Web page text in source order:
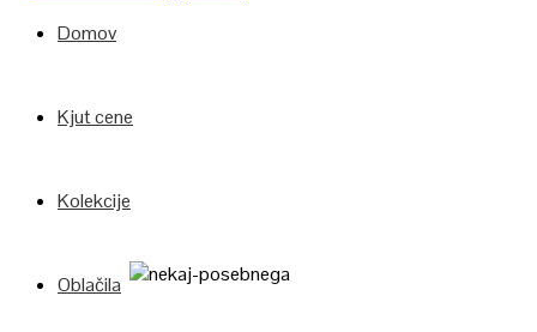
Domov
Kjut cene
Kolekcije
Oblačila